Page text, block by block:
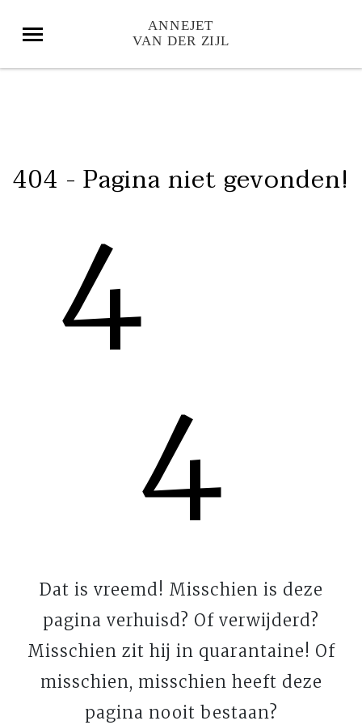
404 - Pagina niet gevonden!
4
4
Dat is vreemd! Misschien is deze
pagina verhuisd? Of verwijderd?
Misschien zit hij in quarantaine! Of
misschien, misschien heeft deze
pagina nooit bestaan?